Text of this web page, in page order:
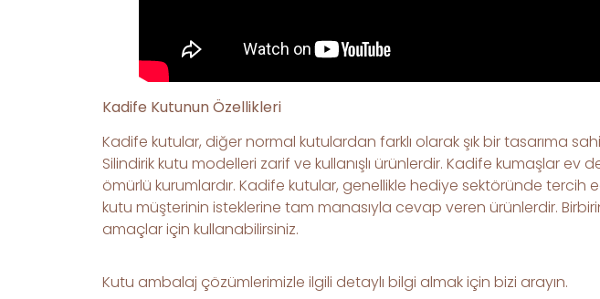
Kadife Kutunun Özellikleri
Kadife kutular, diğer normal kutulardan farklı olarak şık bir tasarıma
Silindirik kutu modelleri zarif ve kullanışlı ürünlerdir. Kadife kumaşlar ev
ömürlü kurumlardır. Kadife kutular, genellikle hediye sektöründe
kutu müşterinin isteklerine tam manasıyla cevap veren ürünlerdir.
amaçlar için kullanabilirsiniz.
Kutu ambalaj çözümlerimizle ilgili detaylı bilgi almak için bizi arayın.